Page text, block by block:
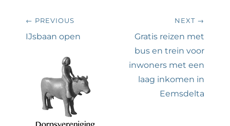
Bericht
navigatie
← PREVIOUS
Previous
IJsbaan open
NEXT →
Next
post:
Gratis reizen met
bus en trein voor
inwoners met een
laag inkomen in
Eemsdelta